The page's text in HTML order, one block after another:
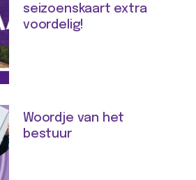
seizoenskaart extra
voordelig!
Woordje van het
bestuur